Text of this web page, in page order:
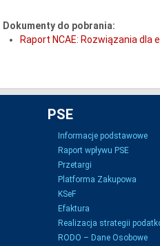
Dokumenty do pobrania:
Raport NCAE: Rozwiązania
PSE
Informacje podstawowe
Raport wpływu PSE
Przetargi
Platforma Zakupowa
KSeF
Efaktura
Realizacja strategii
RODO – Dane Osobowe